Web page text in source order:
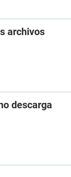
archivos
descarga